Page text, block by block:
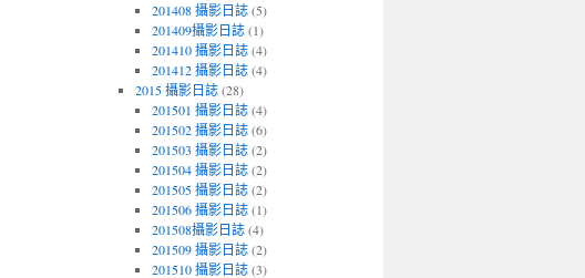
201408 攝影日誌(5)
201409攝影日誌(1)
201410 攝影日誌(4)
201412 攝影日誌(4)
2015 攝影日誌(28)
201501 攝影日誌(4)
201502 攝影日誌(6)
201503 攝影日誌(2)
201504 攝影日誌(2)
201505 攝影日誌(2)
201506 攝影日誌(1)
201508攝影日誌(4)
201509 攝影日誌(2)
201510 攝影日誌(3)